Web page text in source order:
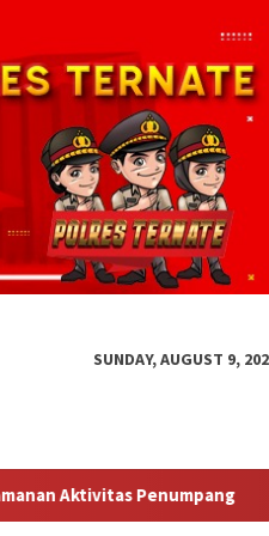
SUNDAY, AUGUST 9,
Perketat Pengawasan Jalur